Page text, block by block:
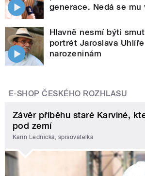
generace. Nedá se mu
Hlavně nesmí býti
portrét Jaroslava
narozeninám
E-SHOP ČESKÉHO ROZHLASU
Závěr příběhu staré Karviné,
pod zemí
Karin Lednická, spisovatelka